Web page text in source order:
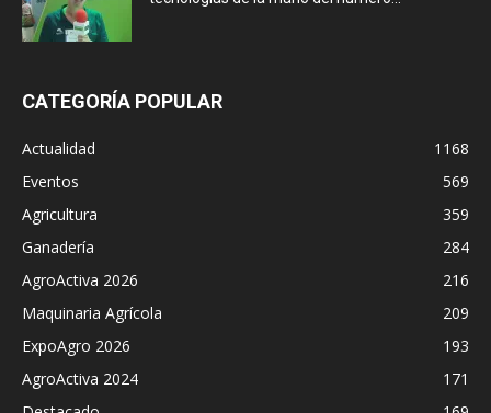
CATEGORÍA POPULAR
Actualidad
1168
Eventos
569
Agricultura
359
Ganadería
284
AgroActiva 2026
216
Maquinaria Agrícola
209
ExpoAgro 2026
193
AgroActiva 2024
171